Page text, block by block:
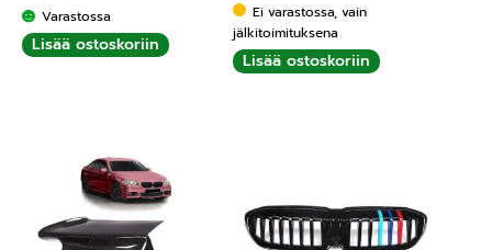
Varastossa
Lisää ostoskoriin
Ei varastossa, vain
jälkitoimituksena
Lisää ostoskoriin